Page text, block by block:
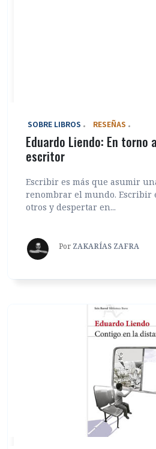
‎ SOBRE LIBROS RESEÑAS
Eduardo Liendo: En torno
escritor
Escribir es más que asumir
renombrar el mundo. Escribir
otros y despertar en...
Por ZAKARÍAS ZAFRA